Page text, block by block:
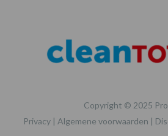
Copyright © 2025
Privacy| Algemene voorwaarden |